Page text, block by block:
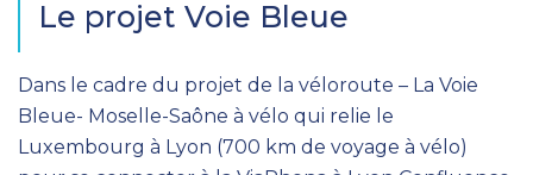
Le projet Voie Bleue
Dans le cadre du projet de la véloroute – La Voie
Bleue- Moselle-Saône à vélo qui relie le
Luxembourg à Lyon (700 km de voyage à vélo)